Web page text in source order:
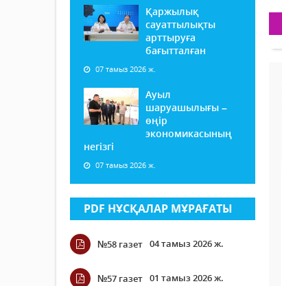
Қаржылық
сауаттылықты
арттыруға
бағытталған
07 тамыз 2026 ж.
Ауыл
шаруашылығы –
өңір
экономикасының
негізгі
07 тамыз 2026 ж.
PDF НҰСҚАЛАР МҰРАҒАТЫ
№58 газет 04 тамыз 2026 ж.
№57 газет 01 тамыз 2026 ж.